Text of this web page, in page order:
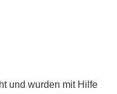
und wurden mit Hilfe